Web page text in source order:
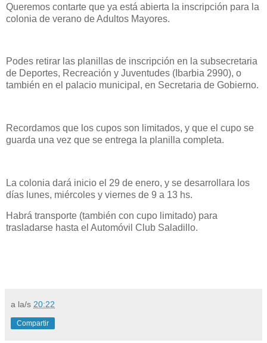
Queremos contarte que ya está abierta la inscripción para la
colonia de verano de Adultos Mayores.
Podes retirar las planillas de inscripción en la subsecretaria
de Deportes, Recreación y Juventudes (Ibarbia 2990), o
también en el palacio municipal, en Secretaria de Gobierno.
Recordamos que los cupos son limitados, y que el cupo se
guarda una vez que se entrega la planilla completa.
La colonia dará inicio el 29 de enero, y se desarrollara los
días lunes, miércoles y viernes de 9 a 13 hs.
Habrá transporte (también con cupo limitado) para
trasladarse hasta el Automóvil Club Saladillo.
a la/s 20:22
Compartir